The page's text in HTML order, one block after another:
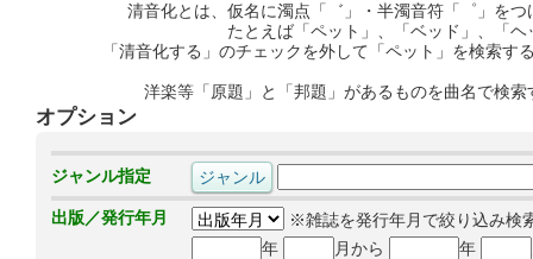
清音化とは、仮名に濁点「゛」・半濁音符「゜」を
たとえば「ペット」、「ベッド」、「
「清音化する」のチェックを外して「ペット」を検索
洋楽等「原題」と「邦題」があるものを曲名で検
オプション
ジャンル指定
出版／発行年月
※雑誌を発行年月で絞り込み検
年
月から 年